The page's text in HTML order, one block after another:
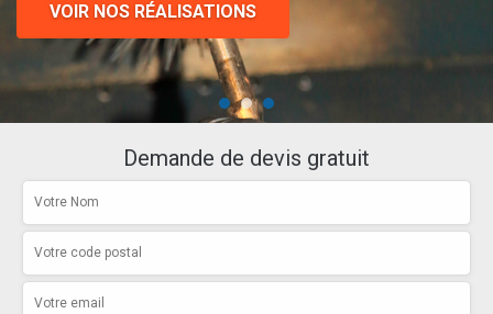
VOIR NOS RÉALISATIONS
Demande de devis gratuit